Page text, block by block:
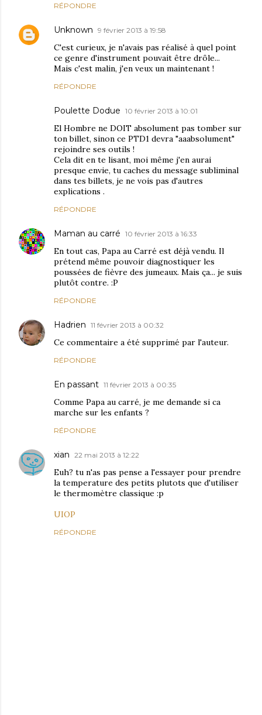
RÉPONDRE
Unknown 9 février 2013 à 19:58
C'est curieux, je n'avais pas réalisé à quel point
ce genre d'instrument pouvait être drôle...
Mais c'est malin, j'en veux un maintenant !
RÉPONDRE
Poulette Dodue 10 février 2013 à 10:01
El Hombre ne DOIT absolument pas tomber sur
ton billet, sinon ce PTD1 devra "aaabsolument"
rejoindre ses outils !
Cela dit en te lisant, moi même j'en aurai
presque envie, tu caches du message subliminal
dans tes billets, je ne vois pas d'autres
explications .
RÉPONDRE
Maman au carré 10 février 2013 à 16:33
En tout cas, Papa au Carré est déjà vendu. Il
prétend même pouvoir diagnostiquer les
poussées de fièvre des jumeaux. Mais ça... je suis
plutôt contre. :P
RÉPONDRE
Hadrien 11 février 2013 à 00:32
Ce commentaire a été supprimé par l'auteur.
RÉPONDRE
En passant 11 février 2013 à 00:35
Comme Papa au carré, je me demande si ca
marche sur les enfants ?
RÉPONDRE
xian 22 mai 2013 à 12:22
Euh? tu n'as pas pense a l'essayer pour prendre
la temperature des petits plutots que d'utiliser
le thermomètre classique :p
UIOP
RÉPONDRE